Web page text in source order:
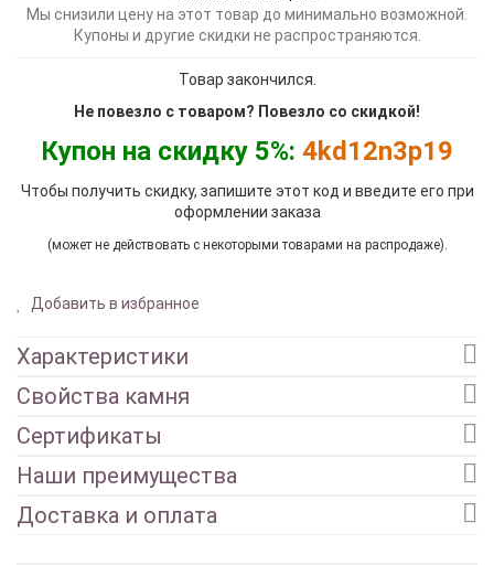
Мы снизили цену на этот товар до минимально возможной.
Купоны и другие скидки не распространяются.
Товар закончился.
Не повезло с товаром? Повезло со скидкой!
Купон на скидку 5%: 4kd12n3p19
Чтобы получить скидку, запишите этот код и введите его при
оформлении заказа
(может не действовать с некоторыми товарами на распродаже).
Добавить в избранное
Характеристики
Свойства камня
Сертификаты
Наши преимущества
Доставка и оплата